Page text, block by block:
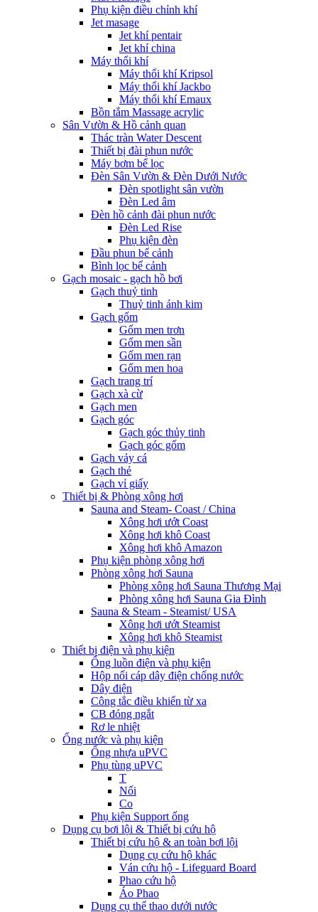
Phụ kiện điều chỉnh khí
Jet masage
Jet khí pentair
Jet khí china
Máy thổi khí
Máy thổi khí Kripsol
Máy thổi khí Jackbo
Máy thổi khí Emaux
Bồn tắm Massage acrylic
Sân Vườn & Hồ cảnh quan
Thác tràn Water Descent
Thiết bị đài phun nước
Máy bơm bể lọc
Đèn Sân Vườn & Đèn Dưới Nước
Đèn spotlight sân vườn
Đèn Led âm
Đèn hồ cảnh đài phun nước
Đèn Led Rise
Phụ kiện đèn
Đầu phun bể cảnh
Bình lọc bể cảnh
Gạch mosaic - gạch hồ bơi
Gạch thuỷ tinh
Thuỷ tinh ánh kim
Gạch gốm
Gốm men trơn
Gốm men sần
Gốm men rạn
Gốm men hoa
Gạch trang trí
Gạch xà cừ
Gạch men
Gạch góc
Gạch góc thủy tinh
Gạch góc gốm
Gạch vảy cá
Gạch thẻ
Gạch vỉ giấy
Thiết bị & Phòng xông hơi
Sauna and Steam- Coast / China
Xông hơi ướt Coast
Xông hơi khô Coast
Xông hơi khô Amazon
Phụ kiện phòng xông hơi
Phòng xông hơi Sauna
Phòng xông hơi Sauna Thương Mại
Phòng xông hơi Sauna Gia Đình
Sauna & Steam - Steamist/ USA
Xông hơi ướt Steamist
Xông hơi khô Steamist
Thiết bị điện và phụ kiện
Ống luồn điện và phụ kiện
Hộp nối cáp dây điện chống nước
Dây điện
Công tắc điều khiển từ xa
CB đóng ngắt
Rơ le nhiệt
Ống nước và phụ kiện
Ống nhựa uPVC
Phụ tùng uPVC
T
Nối
Co
Phụ kiện Support ống
Dụng cụ bơi lội & Thiết bị cứu hộ
Thiết bị cứu hộ & an toàn bơi lội
Dụng cụ cứu hộ khác
Ván cứu hộ - Lifeguard Board
Phao cứu hộ
Áo Phao
Dụng cụ thể thao dưới nước